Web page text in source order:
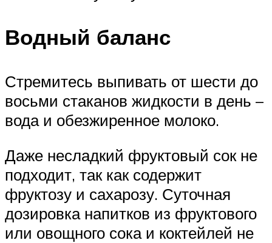
Водный баланс
Стремитесь выпивать от шести до
восьми стаканов жидкости в день –
вода и обезжиренное молоко.
Даже несладкий фруктовый сок не
подходит, так как содержит
фруктозу и сахарозу. Суточная
дозировка напитков из фруктового
или овощного сока и коктейлей не